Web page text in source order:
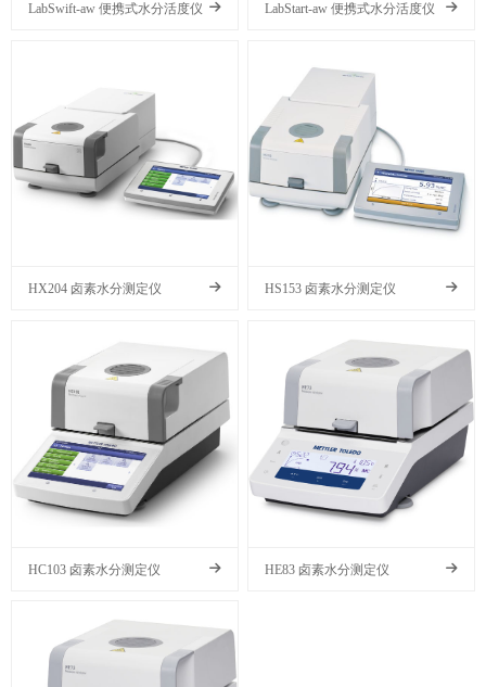
LabSwift-aw 便携式水分活度仪 LabStart-aw 便携式水分活度仪
HX204 卤素水分测定仪 HS153 卤素水分测定仪
HC103 卤素水分测定仪 HE83 卤素水分测定仪